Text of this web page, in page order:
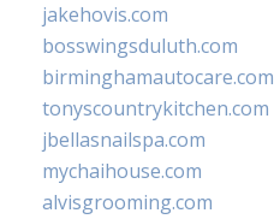
jakehovis.com
bosswingsduluth.com
birminghamautocare.com
tonyscountrykitchen.com
jbellasnailspa.com
mychaihouse.com
alvisgrooming.com